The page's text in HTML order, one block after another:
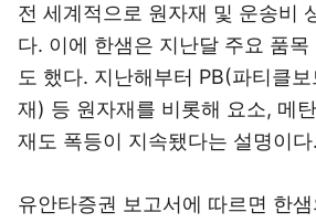
전 세계적으로 원자재 및 운송비
다. 이에 한샘은 지난달 주요 품목
도 했다. 지난해부터 PB(파티클
재) 등 원자재를 비롯해 요소, 메
재도 폭등이 지속됐다는 설명이다.
유안타증권 보고서에 따르면 한